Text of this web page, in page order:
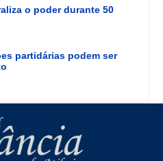
o poder durante 50
partidárias podem ser